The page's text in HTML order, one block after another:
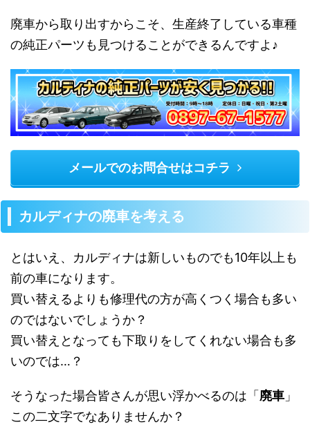
廃車から取り出すからこそ、生産終了している車種
の純正パーツも見つけることができるんですよ♪
メールでのお問合せはコチラ
カルディナの廃車を考える
とはいえ、カルディナは新しいものでも10年以上も
前の車になります。
買い替えるよりも修理代の方が高くつく場合も多い
のではないでしょうか？
買い替えとなっても下取りをしてくれない場合も多
いのでは…？
そうなった場合皆さんが思い浮かべるのは「 廃車 」
この二文字でなありませんか？